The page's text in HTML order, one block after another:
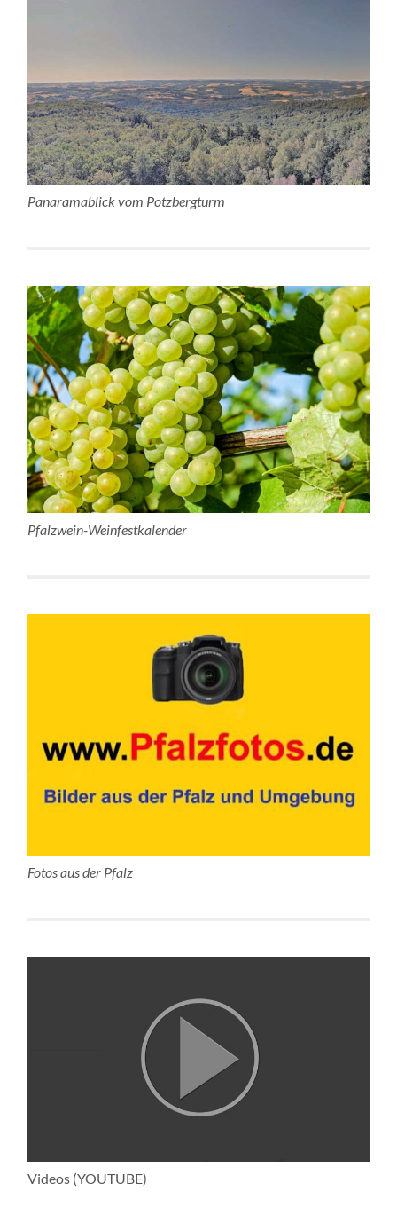
Panaramablick vom Potzbergturm
Pfalzwein-Weinfestkalender
Fotos aus der Pfalz
Videos (YOUTUBE)